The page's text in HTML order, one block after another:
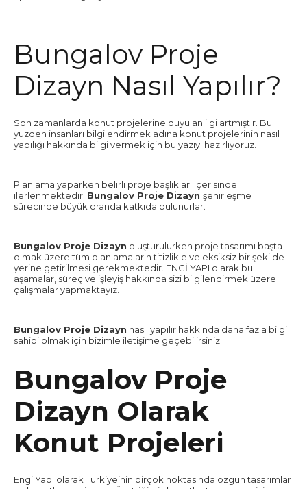
Bungalov Proje
Dizayn Nasıl Yapılır?
Son zamanlarda konut projelerine duyulan ilgi artmıştır. Bu
yüzden insanları bilgilendirmek adına konut projelerinin nasıl
yapılığı hakkında bilgi vermek için bu yazıyı hazırlıyoruz.
Planlama yaparken belirli proje başlıkları içerisinde
ilerlenmektedir. Bungalov Proje Dizayn şehirleşme
sürecinde büyük oranda katkıda bulunurlar.
Bungalov Proje Dizayn oluşturulurken proje tasarımı başta
olmak üzere tüm planlamaların titizlikle ve eksiksiz bir şekilde
yerine getirilmesi gerekmektedir. ENGİ YAPI olarak bu
aşamalar, süreç ve işleyiş hakkında sizi bilgilendirmek üzere
çalışmalar yapmaktayız.
Bungalov Proje Dizayn nasıl yapılır hakkında daha fazla bilgi
sahibi olmak için bizimle iletişime geçebilirsiniz.
Bungalov Proje
Dizayn Olarak
Konut Projeleri
Engi Yapı olarak Türkiye’nin birçok noktasında özgün tasarımlar